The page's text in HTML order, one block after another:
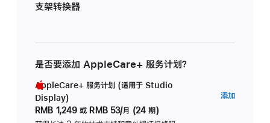
支架转换器
是否要添加 AppleCare+ 服务计划？
AppleCare+ 服务计划 (适用于 Studio
Display)
RMB 1,249 或 RMB 53/月 (24 期)
添加